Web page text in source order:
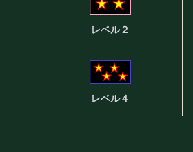
レベル２
レベル４